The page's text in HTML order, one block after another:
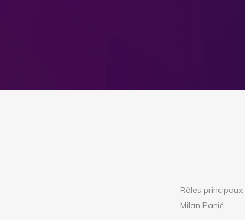
Rôles principaux
Milan Panić